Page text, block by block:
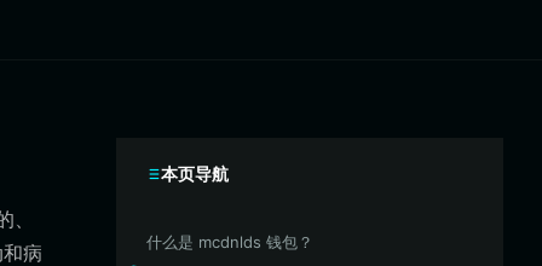
病
本页导航
什么是 mcdnlds 钱包？